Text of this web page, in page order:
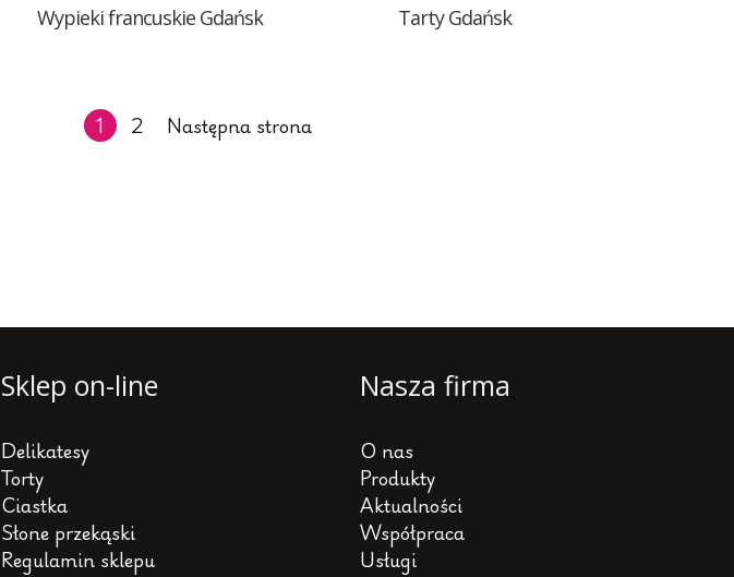
Wypieki francuskie Gdańsk Tarty Gdańsk
Stronicowanie
1 2 Następna strona
Sklep on-line
Delikatesy
Torty
Ciastka
Słone przekąski
Regulamin sklepu
Nasza firma
O nas
Produkty
Aktualności
Współpraca
Usługi